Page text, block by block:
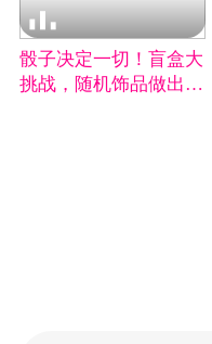
骰子决定一切！盲盒大
挑战，随机饰品做出超